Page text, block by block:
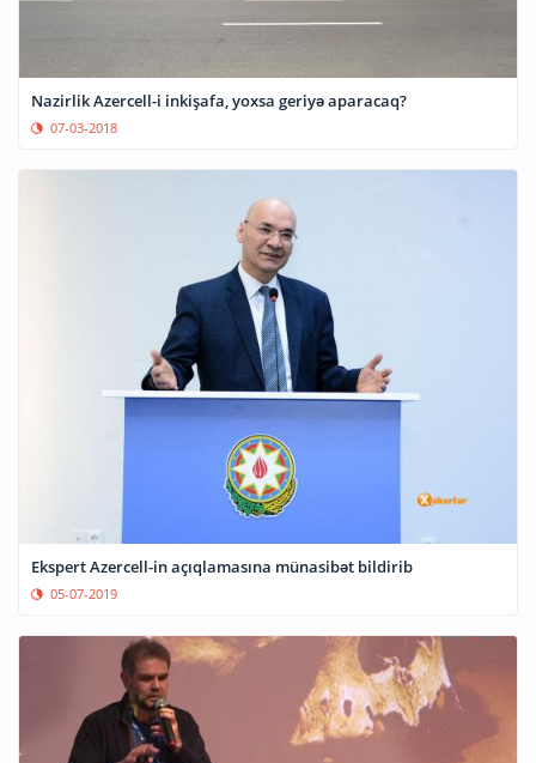
Nazirlik Azercell-i inkişafa, yoxsa geriyə aparacaq?
07-03-2018
Ekspert Azercell-in açıqlamasına münasibət bildirib
05-07-2019